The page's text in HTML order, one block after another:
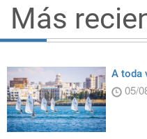
Más
A toda
05/